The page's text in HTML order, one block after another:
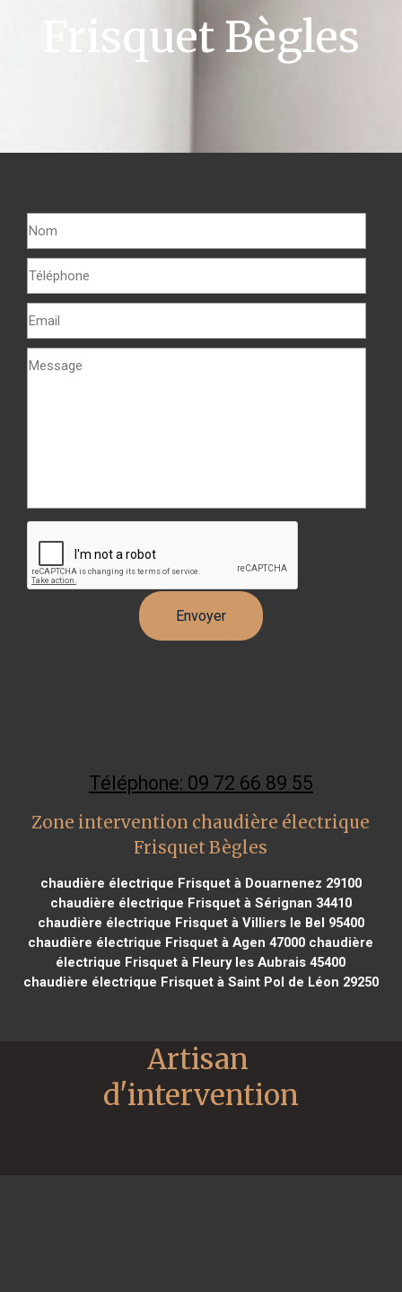
Frisquet Bègles
Téléphone: 09 72 66 89 55
Zone intervention chaudière électrique
Frisquet Bègles
chaudière électrique Frisquet à Douarnenez 29100
chaudière électrique Frisquet à Sérignan 34410
chaudière électrique Frisquet à Villiers le Bel 95400
chaudière électrique Frisquet à Agen 47000 chaudière
électrique Frisquet à Fleury les Aubrais 45400
chaudière électrique Frisquet à Saint Pol de Léon 29250
Artisan
d'intervention